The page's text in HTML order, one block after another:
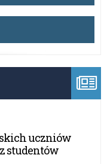
uczniów
studentów